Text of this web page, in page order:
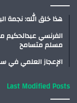
هذا خلق الله: نجمة
الفرنسي عبدالحكيم
مسلم متسامح
الإعجاز العلمي في
Last Modified Posts